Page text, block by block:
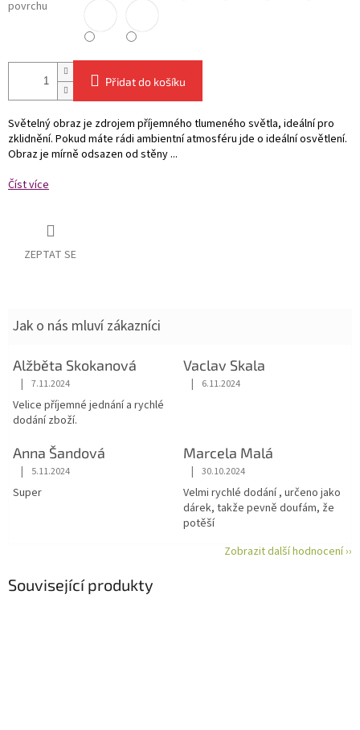
povrchu
Přidat do košíku
Světelný obraz je zdrojem příjemného tlumeného světla, ideální pro
zklidnění. Pokud máte rádi ambientní atmosféru jde o ideální osvětlení.
Obraz je mírně odsazen od stěny ...
Číst více
ZEPTAT SE
Jak o nás mluví zákazníci
Alžběta Skokanová
Hodnocení obchodu je 5 z 5 hvězdiček.
| 7.11.2024
Velice příjemné jednání a rychlé
dodání zboží.
Vaclav Skala
Hodnocení obchodu je 5 z 5
| 6.11.2024
Anna Šandová
Hodnocení obchodu je 5 z 5 hvězdiček.
| 5.11.2024
Super
Marcela Malá
Hodnocení obchodu je 5 z 5
| 30.10.2024
Velmi rychlé dodání , určeno jako
dárek, takže pevně doufám, že
potěší
Zobrazit další hodnocení ››
Související produkty